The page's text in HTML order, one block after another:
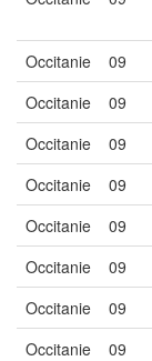
Occitanie 09
Occitanie
09
Occitanie
09
Occitanie
09
Occitanie
09
Occitanie
09
Occitanie
09
Occitanie
09